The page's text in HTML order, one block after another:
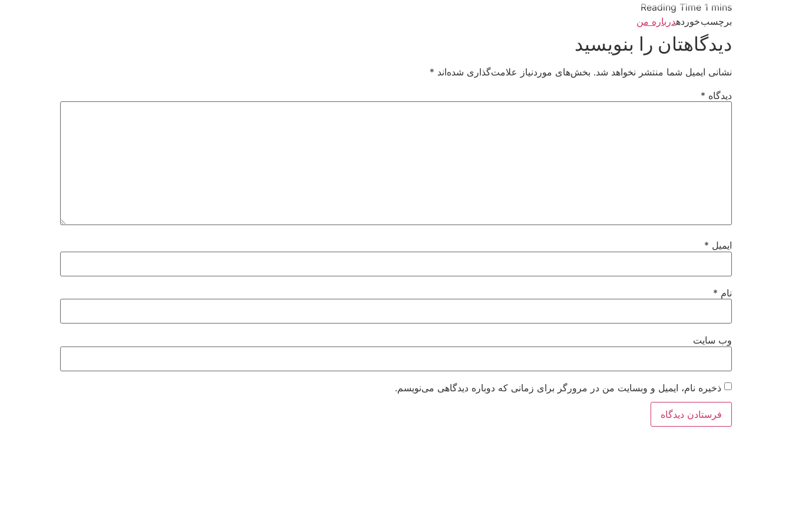
برچسب خوردهدرباره من
دیدگاهتان را بنویسید
نشانی ایمیل شما منتشر نخواهد شد. بخش‌های موردنیاز علامت‌گذاری شده‌اند *
دیدگاه *
ایمیل *
نام *
وب‌ سایت
ذخیره نام، ایمیل و وبسایت من در مرورگر برای زمانی که دوباره دیدگاهی می‌نویسم.